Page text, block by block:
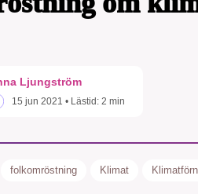
Ljungström
15 jun 2021 • Lästid: 2 min
folkomröstning Klimat